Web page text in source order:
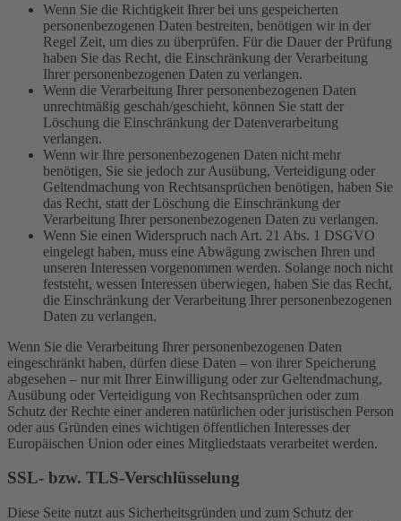
Wenn Sie die Richtigkeit Ihrer bei uns gespeicherten
personenbezogenen Daten bestreiten, benötigen wir in der
Regel Zeit, um dies zu überprüfen. Für die Dauer der Prüfung
haben Sie das Recht, die Einschränkung der Verarbeitung
Ihrer personenbezogenen Daten zu verlangen.
Wenn die Verarbeitung Ihrer personenbezogenen Daten
unrechtmäßig geschah/geschieht, können Sie statt der
Löschung die Einschränkung der Datenverarbeitung
verlangen.
Wenn wir Ihre personenbezogenen Daten nicht mehr
benötigen, Sie sie jedoch zur Ausübung, Verteidigung oder
Geltendmachung von Rechtsansprüchen benötigen, haben Sie
das Recht, statt der Löschung die Einschränkung der
Verarbeitung Ihrer personenbezogenen Daten zu verlangen.
Wenn Sie einen Widerspruch nach Art. 21 Abs. 1 DSGVO
eingelegt haben, muss eine Abwägung zwischen Ihren und
unseren Interessen vorgenommen werden. Solange noch nicht
feststeht, wessen Interessen überwiegen, haben Sie das Recht,
die Einschränkung der Verarbeitung Ihrer personenbezogenen
Daten zu verlangen.
Wenn Sie die Verarbeitung Ihrer personenbezogenen Daten
eingeschränkt haben, dürfen diese Daten – von ihrer Speicherung
abgesehen – nur mit Ihrer Einwilligung oder zur Geltendmachung,
Ausübung oder Verteidigung von Rechtsansprüchen oder zum
Schutz der Rechte einer anderen natürlichen oder juristischen Person
oder aus Gründen eines wichtigen öffentlichen Interesses der
Europäischen Union oder eines Mitgliedstaats verarbeitet werden.
SSL- bzw. TLS-Verschlüsselung
Diese Seite nutzt aus Sicherheitsgründen und zum Schutz der